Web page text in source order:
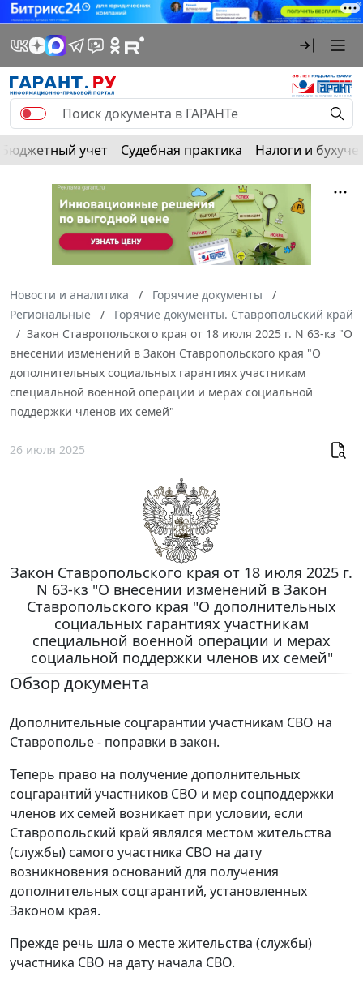
Бюджетный учет Судебная практика Налоги и
Новости и аналитика
Горячие документы
Региональные
Горячие документы. Ставропольский край
Закон Ставропольского края от 18 июля 2025 г. N 63-кз "О
внесении изменений в Закон Ставропольского края "О
дополнительных социальных гарантиях участникам
специальной военной операции и мерах социальной
поддержки членов их семей"
26 июля 2025
Закон Ставропольского края от 18 июля 2025 г.
N 63-кз "О внесении изменений в Закон
Ставропольского края "О дополнительных
социальных гарантиях участникам
специальной военной операции и мерах
социальной поддержки членов их семей"
Обзор документа
Дополнительные соцгарантии участникам СВО на
Ставрополье - поправки в закон.
Теперь право на получение дополнительных
соцгарантий участников СВО и мер соцподдержки
членов их семей возникает при условии, если
Ставропольский край являлся местом жительства
(службы) самого участника СВО на дату
возникновения оснований для получения
дополнительных соцгарантий, установленных
Законом края.
Прежде речь шла о месте жительства (службы)
участника СВО на дату начала СВО.